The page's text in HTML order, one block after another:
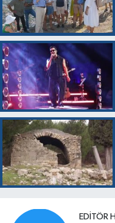
EDITÖR